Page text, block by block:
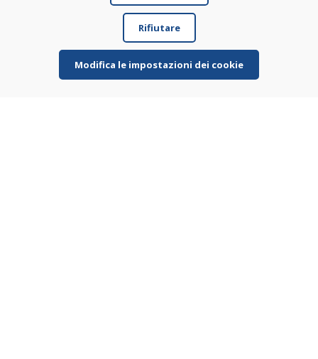
Rifiutare
Modifica le impostazioni dei cookie